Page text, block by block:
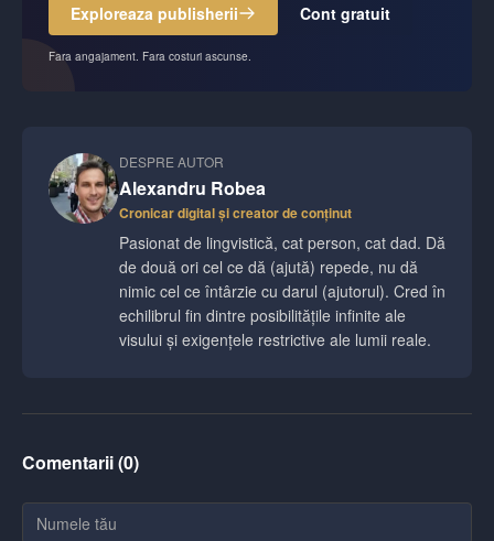
Exploreaza publisherii Cont gratuit
Fara angajament. Fara costuri ascunse.
DESPRE AUTOR
Alexandru Robea
Cronicar digital și creator de conținut
Pasionat de lingvistică, cat person, cat dad. Dă
de două ori cel ce dă (ajută) repede, nu dă
nimic cel ce întârzie cu darul (ajutorul). Cred în
echilibrul fin dintre posibilitățile infinite ale
visului și exigențele restrictive ale lumii reale.
Comentarii (0)